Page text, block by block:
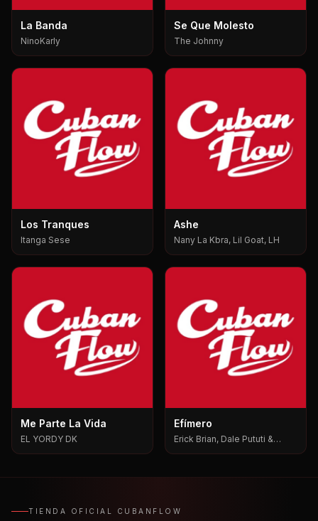
La Banda
NinoKarly
Se Que Molesto
The Johnny
Los Tranques
Itanga Sese
Ashe
Nany La Kbra, Lil Goat, LH
Me Parte La Vida
EL YORDY DK
Efímero
Erick Brian, Dale Pututi &
TIENDA OFICIAL CUBANFLOW